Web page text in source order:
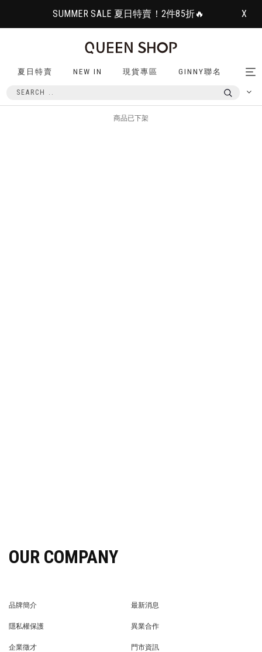
SUMMER SALE 夏日特賣！2件85折🔥 X
夏日特賣 NEW IN 現貨專區 GINNY聯名
商品已下架
OUR COMPANY
品牌簡介
最新消息
隱私權保護
異業合作
企業徵才
門市資訊